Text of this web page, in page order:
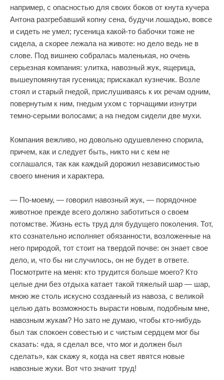
например, с опасностью для своих боков от кнута кучера
Антона разгребавший копну сена, будучи лошадью, вовсе
и сидеть не умел; гусеница какой-то бабочки тоже не
сидела, а скорее лежала на животе: но дело ведь не в
слове. Под вишнею собралась маленькая, но очень
серьезная компания: улитка, навозный жук, ящерица,
вышеупомянутая гусеница; прискакал кузнечик. Возле
стоял и старый гнедой, прислушиваясь к их речам одним,
повернутым к ним, гнедым ухом с торчащими изнутри
темно-серыми волосами; а на гнедом сидели две мухи.
Компания вежливо, но довольно одушевленно спорила,
причем, как и следует быть, никто ни с кем не
соглашался, так как каждый дорожил независимостью
своего мнения и характера.
— По-моему, — говорил навозный жук, — порядочное
животное прежде всего должно заботиться о своем
потомстве. Жизнь есть труд для будущего поколения. Тот,
кто сознательно исполняет обязанности, возложенные на
него природой, тот стоит на твердой почве: он знает свое
дело, и, что бы ни случилось, он не будет в ответе.
Посмотрите на меня: кто трудится больше моего? Кто
целые дни без отдыха катает такой тяжелый шар — шар,
мною же столь искусно созданный из навоза, с великой
целью дать возможность вырасти новым, подобным мне,
навозным жукам? Но зато не думаю, чтобы кто-нибудь
был так спокоен совестью и с чистым сердцем мог бы
сказать: «да, я сделал все, что мог и должен был
сделать», как скажу я, когда на свет явятся новые
навозные жуки. Вот что значит труд!